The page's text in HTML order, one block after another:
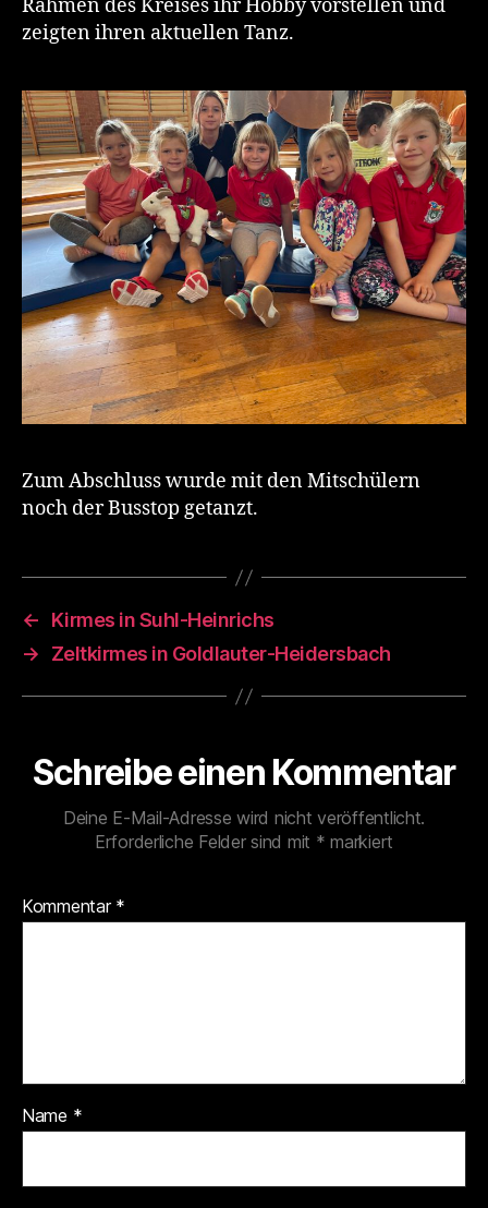
Rahmen des Kreises ihr Hobby vorstellen und
zeigten ihren aktuellen Tanz.
Zum Abschluss wurde mit den Mitschülern
noch der Busstop getanzt.
←
Kirmes in Suhl-Heinrichs
→
Zeltkirmes in Goldlauter-Heidersbach
Schreibe einen Kommentar
Deine E-Mail-Adresse wird nicht veröffentlicht.
Erforderliche Felder sind mit * markiert
Kommentar *
Name *